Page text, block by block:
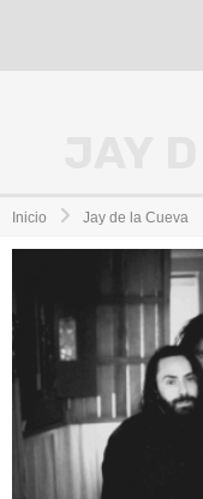
Inicio Jay de la Cueva